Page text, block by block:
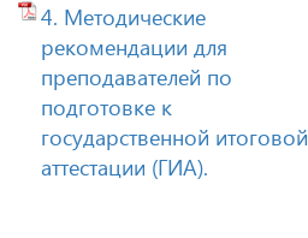
4. Методические
рекомендации для
преподавателей по
подготовке к
государственной итоговой
аттестации (ГИА).